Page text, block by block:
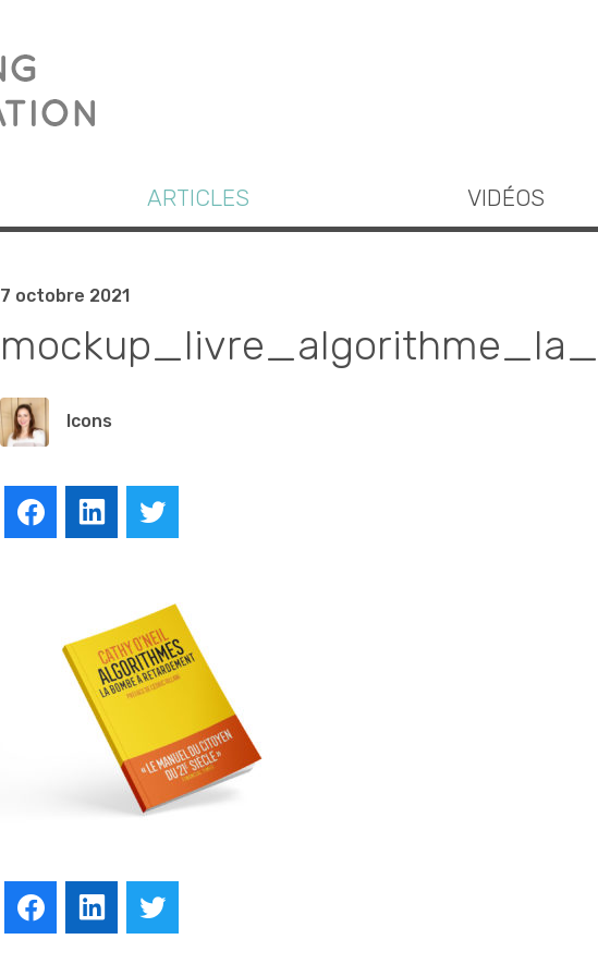
ARTICLES VIDÉOS
7 octobre 2021
lcons
FacebookLinkedIn
FacebookLinkedIn